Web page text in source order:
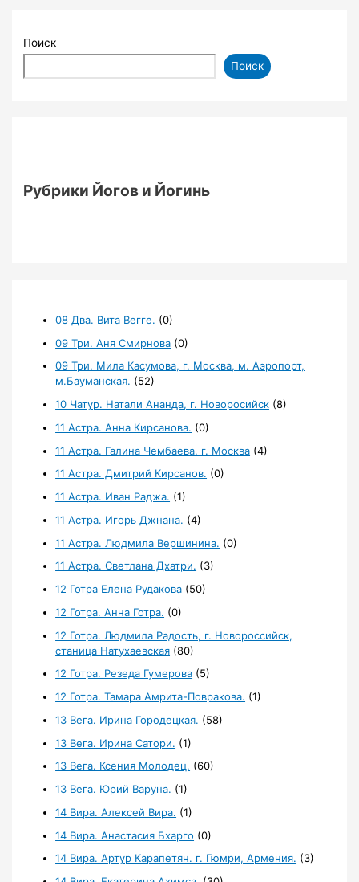
Поиск
Поиск
Рубрики Йогов и Йогинь
08 Два. Вита Вегге. (0)
09 Три. Аня Смирнова (0)
09 Три. Мила Касумова, г. Москва, м. Аэропорт,
м.Бауманская. (52)
10 Чатур. Натали Ананда, г. Новоросийск (8)
11 Астра. Анна Кирсанова. (0)
11 Астра. Галина Чембаева. г. Москва (4)
11 Астра. Дмитрий Кирсанов. (0)
11 Астра. Иван Раджа. (1)
11 Астра. Игорь Джнана. (4)
11 Астра. Людмила Вершинина. (0)
11 Астра. Светлана Дхатри. (3)
12 Готра Елена Рудакова (50)
12 Готра. Анна Готра. (0)
12 Готра. Людмила Радость, г. Новороссийск,
станица Натухаевская (80)
12 Готра. Резеда Гумерова (5)
12 Готра. Тамара Амрита-Повракова. (1)
13 Вега. Ирина Городецкая. (58)
13 Вега. Ирина Сатори. (1)
13 Вега. Ксения Молодец. (60)
13 Вега. Юрий Варуна. (1)
14 Вира. Алексей Вира. (1)
14 Вира. Анастасия Бхарго (0)
14 Вира. Артур Карапетян. г. Гюмри, Армения. (3)